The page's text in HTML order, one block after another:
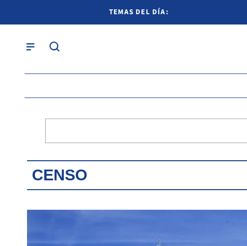
TEMAS DEL DÍA:
CENSO